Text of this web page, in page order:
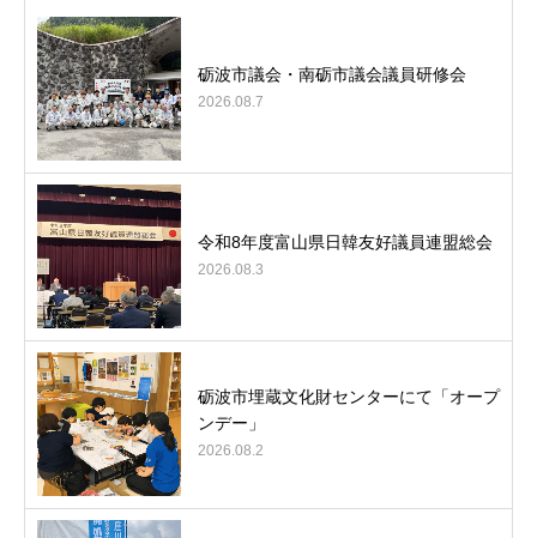
砺波市議会・南砺市議会議員研修会
2026.08.7
令和8年度富山県日韓友好議員連盟総会
2026.08.3
砺波市埋蔵文化財センターにて「オープ
ンデー」
2026.08.2